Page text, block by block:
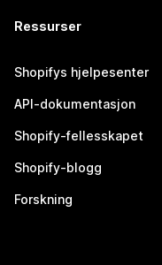
Ressurser
Shopifys hjelpesenter
API-dokumentasjon
Shopify-fellesskapet
Shopify-blogg
Forskning